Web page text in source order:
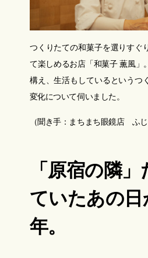
つくりたての和菓子を選りすぐ
て楽しめるお店「和菓子 薫風」
構え、生活もしているというつ
変化について伺いました。
（聞き手：まちまち眼鏡店 ふじ
「原宿の隣
ていたあの日
年。